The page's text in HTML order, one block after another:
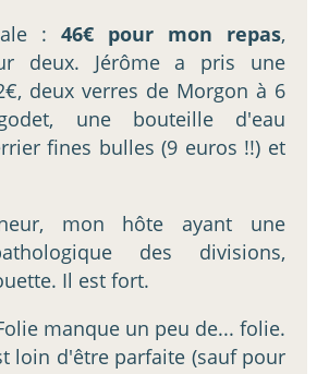
: 46€ pour mon repas,
deux. Jérôme a pris une
deux verres de Morgon à 6
une bouteille d'eau
fines bulles (9 euros !!) et
mon hôte ayant une
des divisions,
Il est fort.
manque un peu de... folie.
loin d'être parfaite (sauf pour